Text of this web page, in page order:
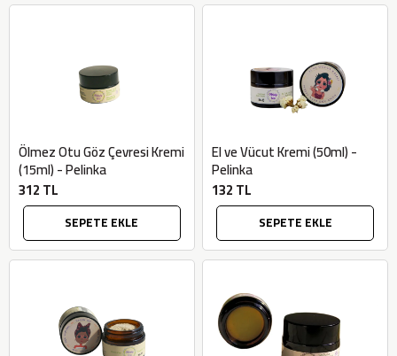
Ölmez Otu Göz Çevresi Kremi
(15ml) - Pelinka
312 TL
SEPETE EKLE
El ve Vücut Kremi (50ml) -
Pelinka
132 TL
SEPETE EKLE